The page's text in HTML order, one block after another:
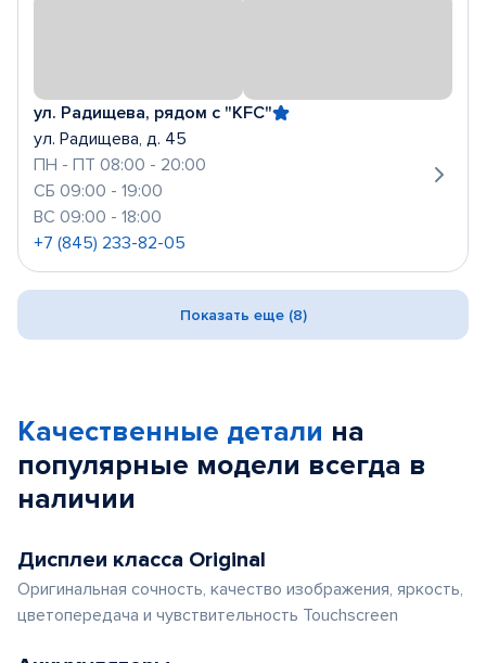
ул. Радищева, рядом с "KFC"
ул. Радищева, д. 45
ПН - ПТ 08:00 - 20:00
СБ 09:00 - 19:00
ВС 09:00 - 18:00
+7 (845) 233-82-05
Показать еще (8)
Качественные детали на
популярные модели всегда в
наличии
Дисплеи класса Original
Оригинальная сочность, качество изображения, яркость,
цветопередача и чувствительность Touchscreen